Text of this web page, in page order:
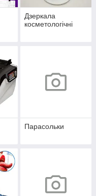
Дзеркала
косметологічні
Парасольки